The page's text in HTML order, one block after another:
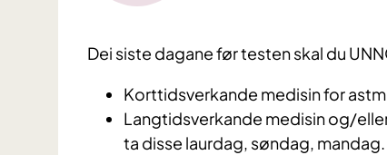
Dei siste dagane før testen skal du
Korttidsverkande medisin for
Langtidsverkande medisin og/
ta disse laurdag, søndag, mandag.